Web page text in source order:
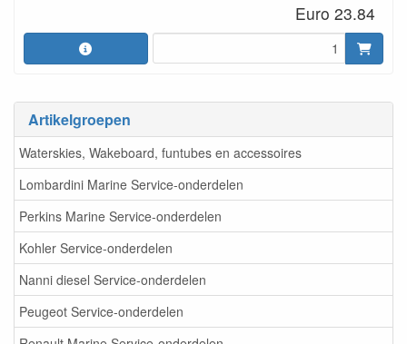
Artikelgroepen
Waterskies, Wakeboard, funtubes en accessoires
Lombardini Marine Service-onderdelen
Perkins Marine Service-onderdelen
Kohler Service-onderdelen
Nanni diesel Service-onderdelen
Peugeot Service-onderdelen
Euro 23.84